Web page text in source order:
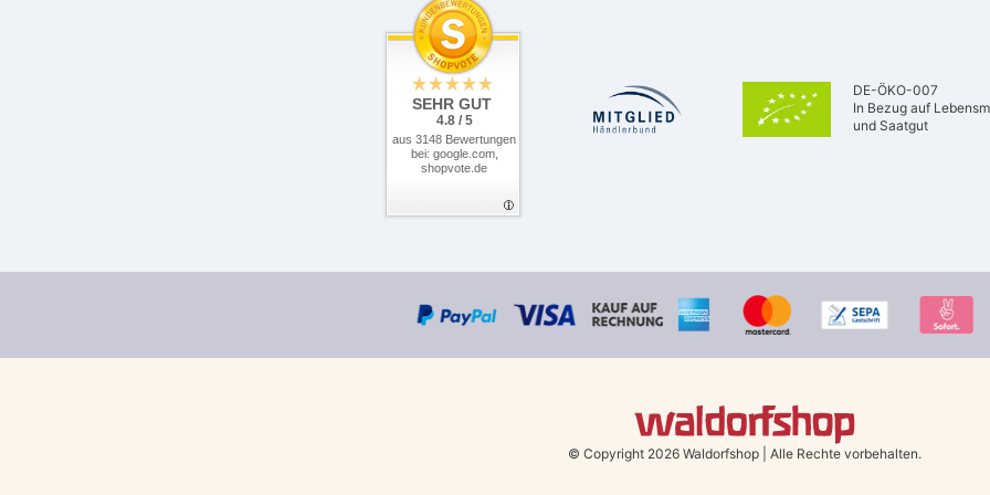
SEHR GUT
4.8 / 5
aus 3148 Bewertungen
bei: google.com,
shopvote.de
DE-ÖKO-007
In Bezug auf
und Saatgut
© Copyright 2026 Waldorfshop Alle Rechte vorbehalten.